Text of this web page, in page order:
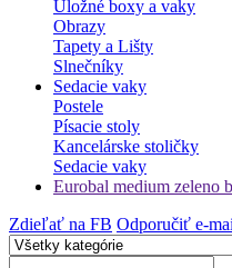
Úložné boxy a vaky
Obrazy
Tapety a Lišty
Slnečníky
Sedacie vaky
Postele
Písacie stoly
Kancelárske stoličky
Sedacie vaky
Eurobal medium zeleno
Zdieľať na FB Odporučiť e-